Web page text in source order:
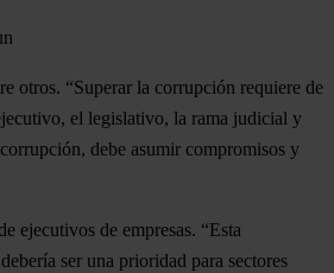
otros. “Superar la corrupción requiere de
el legislativo, la rama judicial y
debe asumir compromisos y
ejecutivos de empresas. “Esta
ser una prioridad para sectores